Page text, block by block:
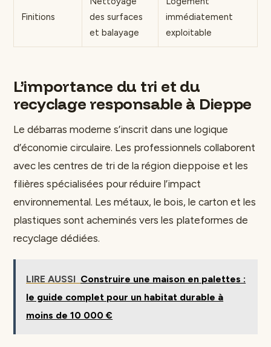
Finitions
des surfaces
et balayage
immédiatement
exploitable
L’importance du tri et du
recyclage responsable à Dieppe
Le débarras moderne s’inscrit dans une logique
d’économie circulaire. Les professionnels collaborent
avec les centres de tri de la région dieppoise et les
filières spécialisées pour réduire l’impact
environnemental. Les métaux, le bois, le carton et les
plastiques sont acheminés vers les plateformes de
recyclage dédiées.
LIRE AUSSI Construire une maison en palettes :
le guide complet pour un habitat durable à
moins de 10 000 €